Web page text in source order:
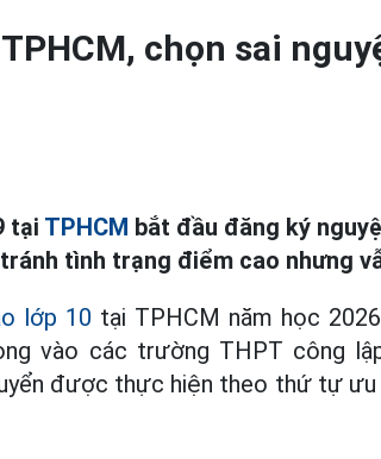
chọn sai
tại TPHCM bắt đầu đăng ký
tình trạng điểm cao nhưng
lớp 10 tại TPHCM năm học
vào các trường THPT công
được thực hiện theo thứ tự